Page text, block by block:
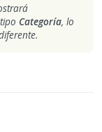
Categoría, lo